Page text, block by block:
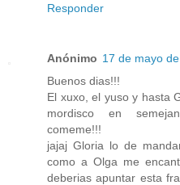
Responder
Anónimo 17 de mayo
Buenos dias!!!
El xuxo, el yuso y hasta
mordisco en
comeme!!!
jajaj Gloria lo de
como a Olga me
deberias apuntar esta